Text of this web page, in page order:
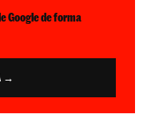
Google de forma
→